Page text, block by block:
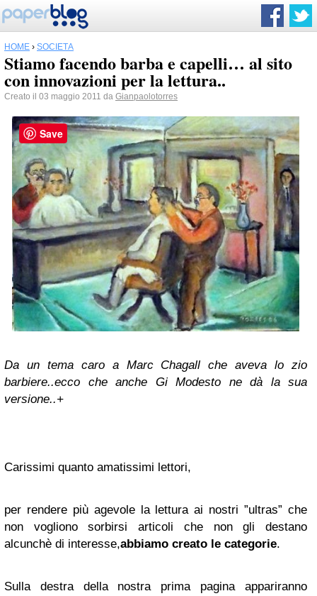
HOME › SOCIETÀ
Stiamo facendo barba e capelli… al sito
con innovazioni per la lettura..
Creato il 03 maggio 2011 da Gianpaolotorres
Da un tema caro a Marc Chagall che aveva lo zio
barbiere..ecco che anche Gi Modesto ne dà la sua
versione..+
Carissimi quanto amatissimi lettori,
per rendere più agevole la lettura ai nostri ”ultras” che
non vogliono sorbirsi articoli che non gli destano
alcunchè di interesse,abbiamo creato le categorie.
Sulla destra della nostra prima pagina appariranno
Save